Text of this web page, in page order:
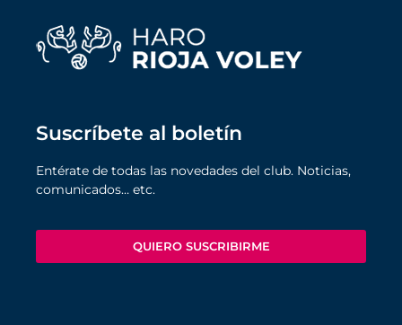
Suscríbete al boletín
Entérate de todas las novedades del club. Noticias,
comunicados… etc.
QUIERO SUSCRIBIRME